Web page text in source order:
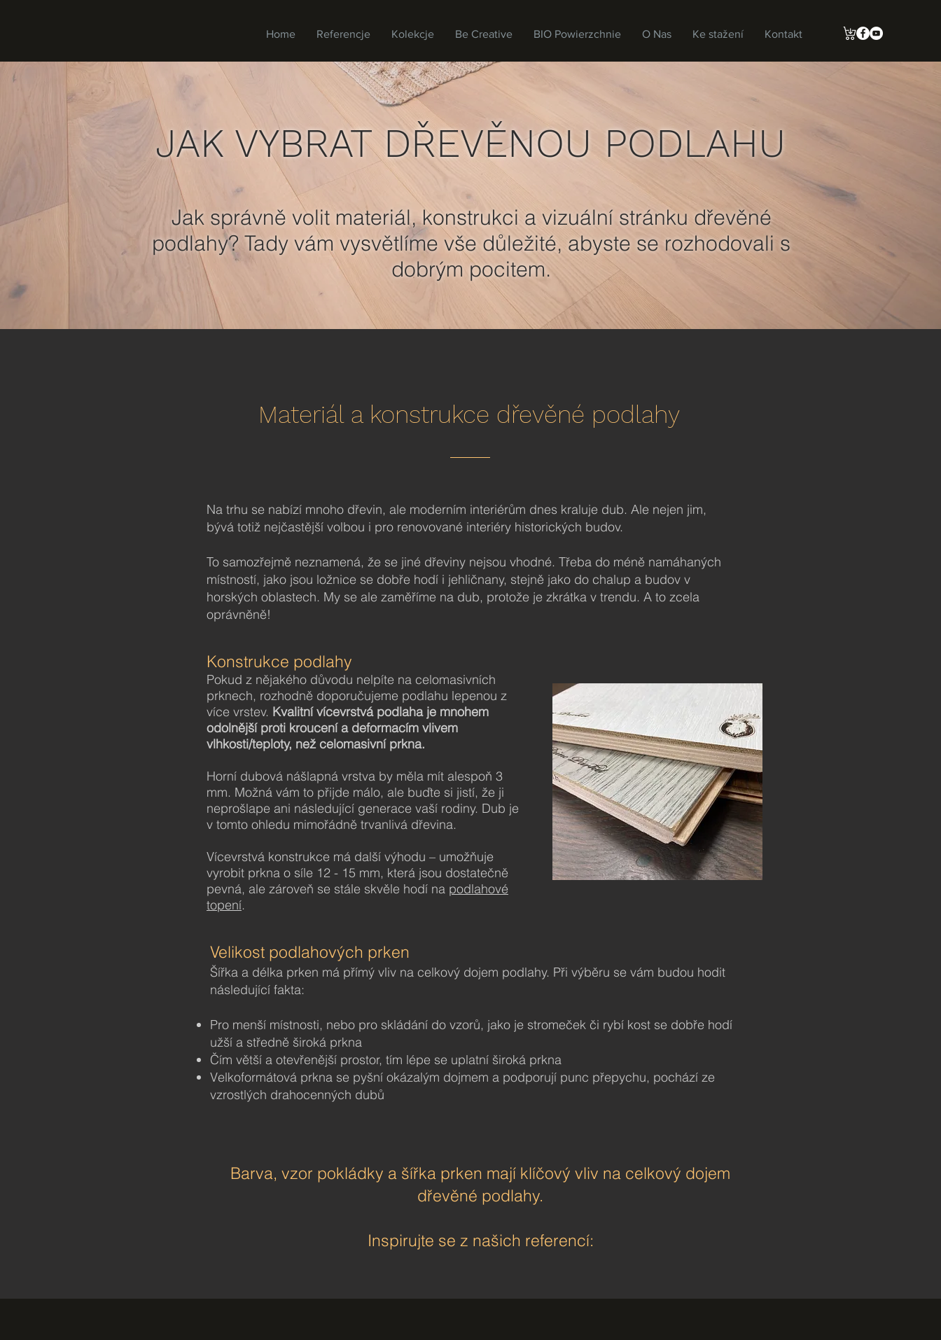
Home Referencje Kolekcje Be Creative BIO Powierzchnie O Nas Ke stažení Kontakt
JAK VYBRAT DŘEVĚNOU PODLAHU
Jak správně volit materiál, konstrukci a vizuální stránku dřevěné
podlahy? Tady vám vysvětlíme vše důležité, abyste se rozhodovali s
dobrým pocitem.
Materiál a konstrukce dřevěné podlahy
Na trhu se nabízí mnoho dřevin, ale moderním interiérům dnes kraluje dub. Ale nejen jim,
bývá totiž nejčastější volbou i pro renovované interiéry historických budov.
To samozřejmě neznamená, že se jiné dřeviny nejsou vhodné. Třeba do méně namáhaných
místností, jako jsou ložnice se dobře hodí i jehličnany, stejně jako do chalup a budov v
horských oblastech. My se ale zaměříme na dub, protože je zkrátka v trendu. A to zcela
oprávněně!
Konstrukce podlahy
Pokud z nějakého důvodu nelpíte na celomasivních
prknech, rozhodně doporučujeme podlahu lepenou z
více vrstev. Kvalitní vícevrstvá podlaha je mnohem
odolnější proti kroucení a deformacím vlivem
vlhkosti/teploty, než celomasivní prkna.
Horní dubová nášlapná vrstva by měla mít alespoň 3
mm. Možná vám to přijde málo, ale buďte si jistí, že ji
neprošlape ani následující generace vaší rodiny. Dub je
v tomto ohledu mimořádně trvanlivá dřevina.
Vícevrstvá konstrukce má další výhodu – umožňuje
vyrobit prkna o síle 12 - 15 mm, která jsou dostatečně
pevná, ale zároveň se stále skvěle hodí na podlahové
topení.
Velikost podlahových prken
Šířka a délka prken má přímý vliv na celkový dojem podlahy. Při výběru se vám budou hodit
následující fakta:
Pro menší místnosti, nebo pro skládání do vzorů, jako je stromeček či rybí kost se dobře hodí
užší a středně široká prkna
Čím větší a otevřenější prostor, tím lépe se uplatní široká prkna
Velkoformátová prkna se pyšní okázalým dojmem a podporují punc přepychu, pochází ze
vzrostlých drahocenných dubů
Barva, vzor pokládky a šířka prken mají klíčový vliv na celkový dojem
dřevěné podlahy.
Inspirujte se z našich referencí: